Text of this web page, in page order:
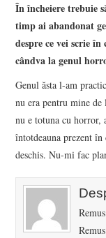
În încheiere trebuie
timp ai abandonat
despre ce vei scrie
cândva la genul
Genul ăsta l-am
nu era pentru mine
nu e totuna cu horror,
întotdeauna prezent
deschis. Nu-mi fac